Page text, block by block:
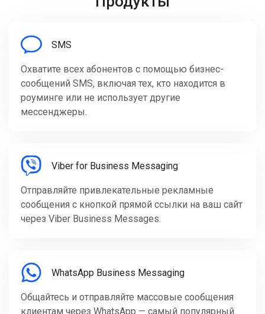
SMS
Охватите всех абонентов с помощью бизнес-
сообщений SMS, включая тех, кто находится в
роуминге или не использует другие
мессенджеры.
Viber for Business Messaging
Отправляйте привлекательные рекламные
сообщения с кнопкой прямой ссылки на ваш сайт
через Viber Business Messages.
WhatsApp Business Messaging
Общайтесь и отправляйте массовые сообщения
клиентам через WhatsApp — самый популярный